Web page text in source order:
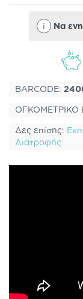
i Να
BARCODE:
ΟΓΚΟΜΕΤΡΙΚΟ
Δες επίσης:
Διατροφής